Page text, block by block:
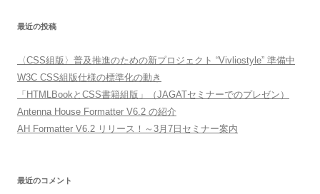
最近の投稿
〈CSS組版〉普及推進のための新プロジェクト “Vivliostyle” 準備中
W3C CSS組版仕様の標準化の動き
「HTMLBookとCSS書籍組版」（JAGATセミナーでのプレゼン）
Antenna House Formatter V6.2 の紹介
AH Formatter V6.2 リリース！～3月7日セミナー案内
最近のコメント